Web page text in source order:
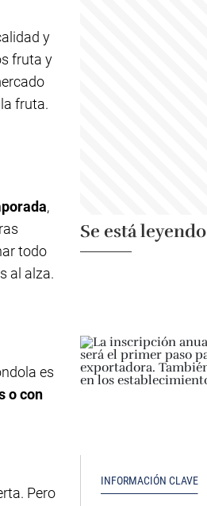
y
fruta y
fruta.
,
todo
al alza.
es
o con
Pero
Se está leyendo
INFORMACIÓN CLAVE